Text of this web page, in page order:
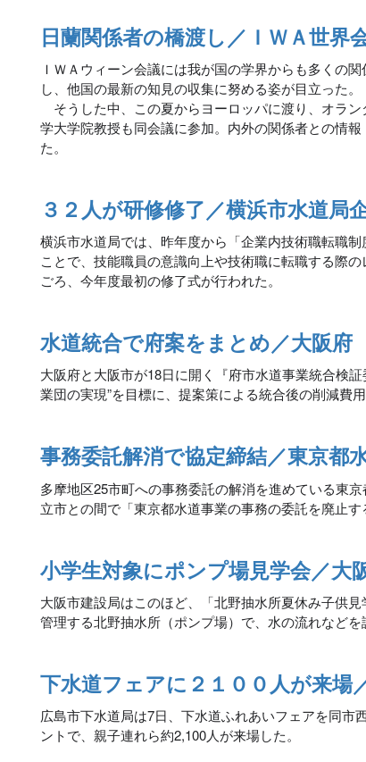
日蘭関係者の橋渡し／ＩＷＡ世界
ＩＷＡウィーン会議には我が国の学界からも多くの
し、他国の最新の知見の収集に努める姿が目立った。
そうした中、この夏からヨーロッパに渡り、オラ
学大学院教授も同会議に参加。内外の関係者との情
た。
３２人が研修修了／横浜市水道局
横浜市水道局では、昨年度から「企業内技術職転職
ことで、技能職員の意識向上や技術職に転職する際
ごろ、今年度最初の修了式が行われた。
水道統合で府案をまとめ／大阪府
大阪府と大阪市が18日に開く『府市水道事業統合検
業団の実現”を目標に、提案策による統合後の削減費
事務委託解消で協定締結／東京都
多摩地区25市町への事務委託の解消を進めている東
立市との間で「東京都水道事業の事務の委託を廃止
小学生対象にポンプ場見学会／大
大阪市建設局はこのほど、「北野抽水所夏休み子供
管理する北野抽水所（ポンプ場）で、水の流れなどを
下水道フェアに２１００人が来場
広島市下水道局は7日、下水道ふれあいフェアを同
ントで、親子連れら約2,100人が来場した。